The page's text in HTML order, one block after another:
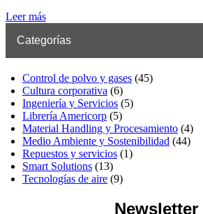
Leer más
Categorías
Control de polvo y gases (45)
Cultura corporativa (6)
Ingeniería y Servicios (5)
Librería Americorp (5)
Material Handling y Procesamiento (4)
Medio Ambiente y Sostenibilidad (44)
Repuestos y servicios (1)
Smart Solutions (13)
Tecnologías de aire (9)
Newsletter